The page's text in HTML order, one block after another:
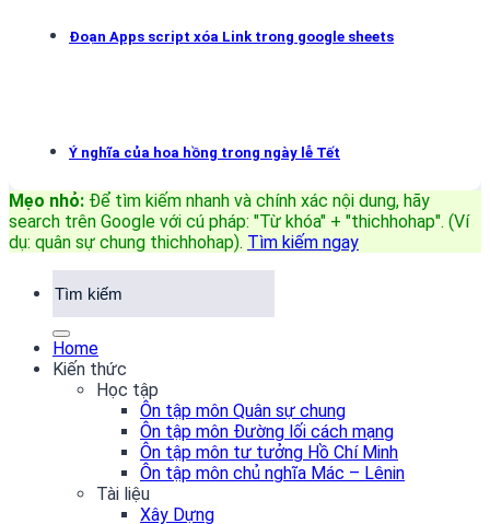
Đoạn Apps script xóa Link trong google sheets
Ý nghĩa của hoa hồng trong ngày lễ Tết
Mẹo nhỏ: Để tìm kiếm nhanh và chính xác nội dung, hãy
search trên Google với cú pháp: "Từ khóa" + "thichhohap". (Ví
dụ: quân sự chung thichhohap). Tìm kiếm ngay
Home
Kiến thức
Học tập
Ôn tập môn Quân sự chung
Ôn tập môn Đường lối cách mạng
Ôn tập môn tư tưởng Hồ Chí Minh
Ôn tập môn chủ nghĩa Mác – Lênin
Tài liệu
Xây Dựng